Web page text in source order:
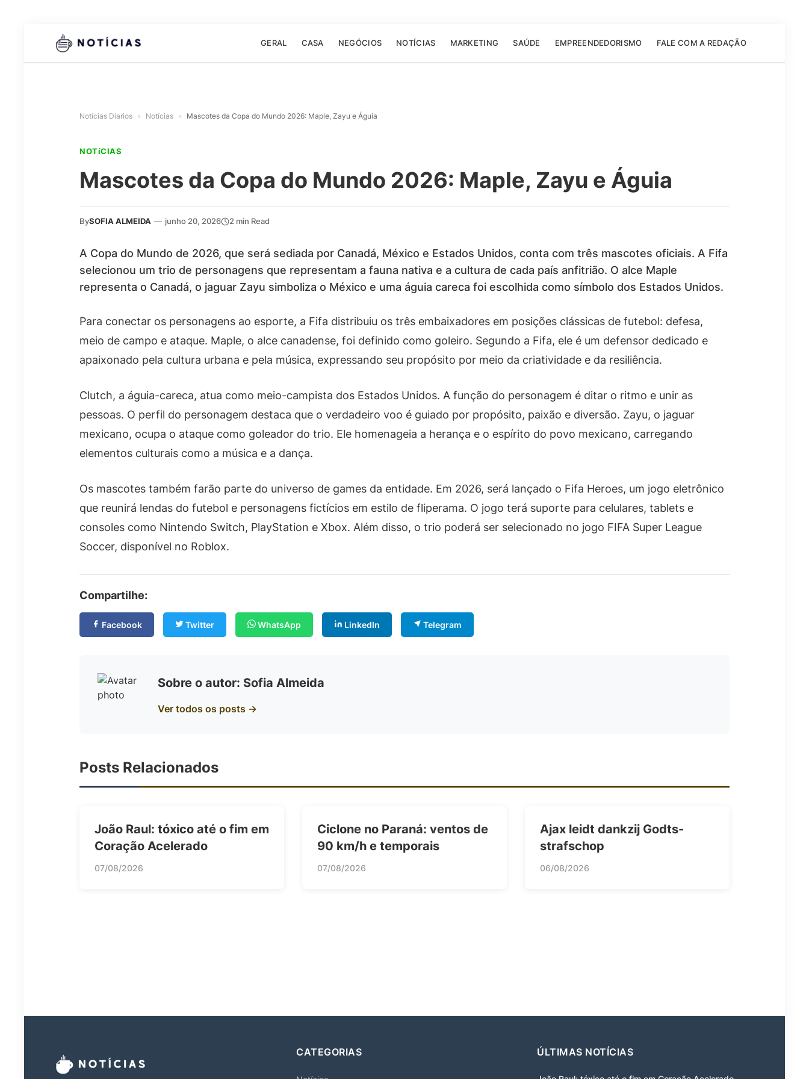
GERAL CASA NEGÓCIOS NOTÍCIAS MARKETING SAÚDE EMPREENDEDORISMO FALE COM A REDAÇÃO
Notícias Diarios » Notícias » Mascotes da Copa do Mundo 2026: Maple, Zayu e Águia
NOTíCIAS
Mascotes da Copa do Mundo 2026: Maple, Zayu e Águia
BySOFIA ALMEIDA — junho 20, 2026 2 min Read
A Copa do Mundo de 2026, que será sediada por Canadá, México e Estados Unidos, conta com três mascotes oficiais. A Fifa
selecionou um trio de personagens que representam a fauna nativa e a cultura de cada país anfitrião. O alce Maple
representa o Canadá, o jaguar Zayu simboliza o México e uma águia careca foi escolhida como símbolo dos Estados Unidos.
Para conectar os personagens ao esporte, a Fifa distribuiu os três embaixadores em posições clássicas de futebol: defesa,
meio de campo e ataque. Maple, o alce canadense, foi definido como goleiro. Segundo a Fifa, ele é um defensor dedicado e
apaixonado pela cultura urbana e pela música, expressando seu propósito por meio da criatividade e da resiliência.
Clutch, a águia-careca, atua como meio-campista dos Estados Unidos. A função do personagem é ditar o ritmo e unir as
pessoas. O perfil do personagem destaca que o verdadeiro voo é guiado por propósito, paixão e diversão. Zayu, o jaguar
mexicano, ocupa o ataque como goleador do trio. Ele homenageia a herança e o espírito do povo mexicano, carregando
elementos culturais como a música e a dança.
Os mascotes também farão parte do universo de games da entidade. Em 2026, será lançado o Fifa Heroes, um jogo eletrônico
que reunirá lendas do futebol e personagens fictícios em estilo de fliperama. O jogo terá suporte para celulares, tablets e
consoles como Nintendo Switch, PlayStation e Xbox. Além disso, o trio poderá ser selecionado no jogo FIFA Super League
Soccer, disponível no Roblox.
Compartilhe:
Facebook Twitter WhatsApp LinkedIn Telegram
Sobre o autor: Sofia Almeida
Ver todos os posts →
Posts Relacionados
João Raul: tóxico até o fim em
Coração Acelerado
07/08/2026
Ciclone no Paraná: ventos de
90 km/h e temporais
07/08/2026
Ajax leidt dankzij Godts-
strafschop
06/08/2026
CATEGORIAS ÚLTIMAS NOTÍCIAS